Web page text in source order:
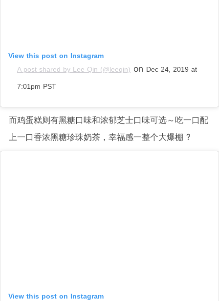
View this post on Instagram
A post shared by Lee Qin (@leeqin) on Dec 24, 2019 at
7:01pm PST
而鸡蛋糕则有黑糖口味和浓郁芝士口味可选～吃一口配
上一口香浓黑糖珍珠奶茶，幸福感一整个大爆棚 ?
View this post on Instagram